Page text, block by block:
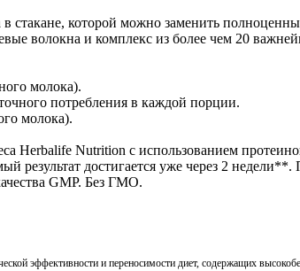
в стакане, которой можно заменить
волокна и комплекс из более чем 20
молока).
потребления в каждой порции.
молока).
Herbalife Nutrition с использованием
достигается уже через 2
GMP. Без ГМО.
эффективности и переносимости диет, содержащих